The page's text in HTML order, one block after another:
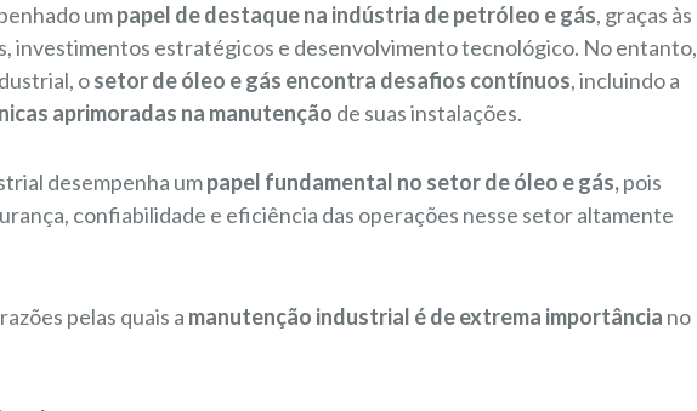
umpapel de destaque na indústria de petróleo e gás, graças às
investimentos estratégicos e desenvolvimento tecnológico. No entanto,
osetor de óleo e gás encontra desafios contínuos, incluindo a
aprimoradas na manutenção de suas instalações.
desempenha umpapel fundamental no setor de óleo e gás,pois
confiabilidade e eficiência das operações nesse setor altamente
pelas quais a manutenção industrial é de extrema importância no